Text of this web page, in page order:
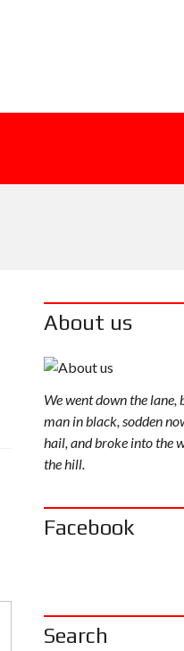
About us
We went down the lane,
man in black, sodden
hail, and broke into the
the hill.
Facebook
Search